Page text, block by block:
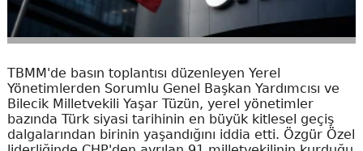
TBMM'de basın toplantısı düzenleyen Yerel
Yönetimlerden Sorumlu Genel Başkan Yardımcısı ve
Bilecik Milletvekili Yaşar Tüzün, yerel yönetimler
bazında Türk siyasi tarihinin en büyük kitlesel geçiş
dalgalarından birinin yaşandığını iddia etti. Özgür Özel